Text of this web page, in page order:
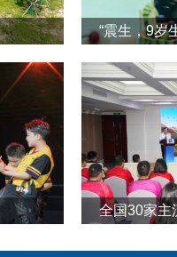
“震生，9岁
全国30家主